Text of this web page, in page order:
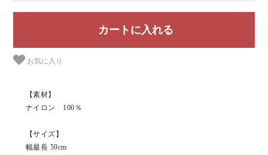
お気に入り
【素材】
ナイロン 100％
【サイズ】
幅最長 59cm